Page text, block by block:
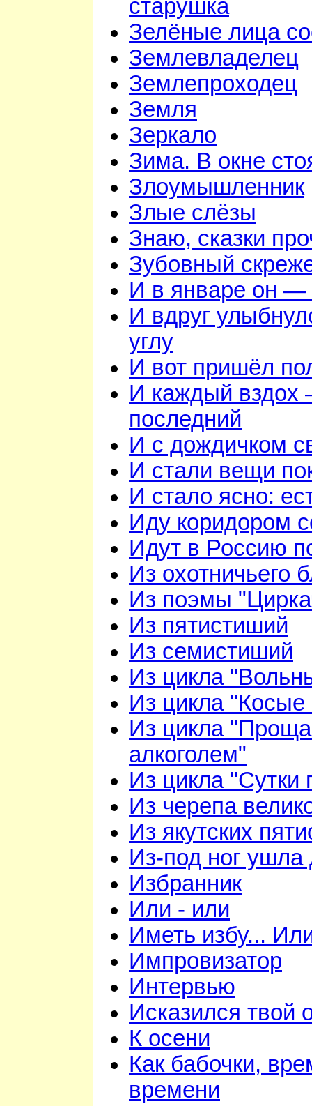
старушка
Зелёные лица
Землевладелец
Землепроходец
Земля
Зеркало
Зима. В окне
Злоумышленник
Злые слёзы
Знаю, сказки
Зубовный
И в январе он —
И вдруг
углу
И вот пришёл
И каждый вздох
последний
И с дождичком
И стали вещи
И стало ясно:
Иду коридором
Идут в Россию
Из охотничьего
Из поэмы
Из пятистиший
Из семистиший
Из цикла
Из цикла "Косые
Из цикла
алкоголем"
Из цикла "Сутки
Из черепа
Из якутских
Из-под ног ушла
Избранник
Или - или
Иметь избу...
Импровизатор
Интервью
Исказился твой
К осени
Как бабочки,
времени